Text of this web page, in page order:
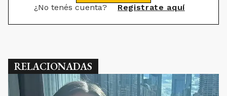
¿No tenés cuenta? Registrate aquí
RELACIONADAS